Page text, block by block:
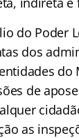
do Poder
dos
de
as